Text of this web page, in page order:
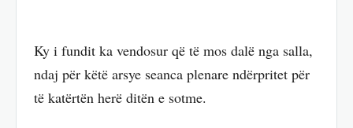
Ky i fundit ka vendosur që të mos dalë nga salla,
ndaj për këtë arsye seanca plenare ndërpritet për
të katërtën herë ditën e sotme.